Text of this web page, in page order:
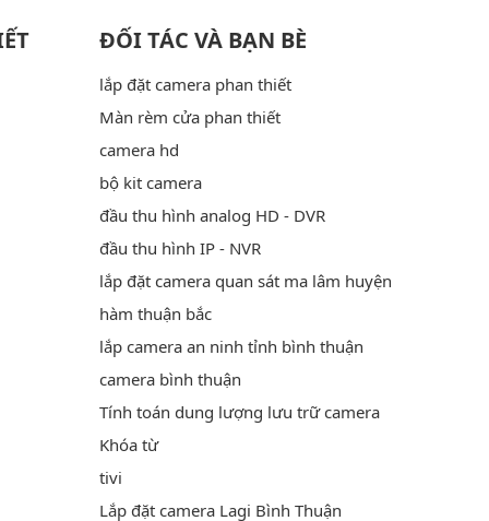
ĐỐI TÁC VÀ BẠN BÈ
lắp đặt camera phan thiết
Màn rèm cửa phan thiết
camera hd
bộ kit camera
đầu thu hình analog HD - DVR
đầu thu hình IP - NVR
lắp đặt camera quan sát ma lâm huyện
hàm thuận bắc
lắp camera an ninh tỉnh bình thuận
camera bình thuận
Tính toán dung lượng lưu trữ camera
Khóa từ
tivi
Lắp đặt camera Lagi Bình Thuận